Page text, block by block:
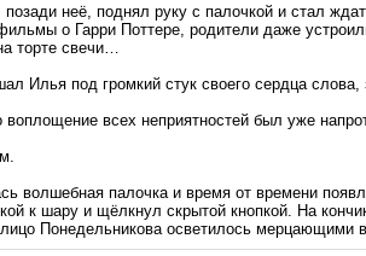
неё, поднял руку с палочкой и стал
о Гарри Поттере, родители даже
торте свечи…
под громкий стук своего сердца слова,
всех неприятностей был уже
волшебная палочка и время от времени
к шару и щёлкнул скрытой кнопкой. На
Понедельникова осветилось мерцающими